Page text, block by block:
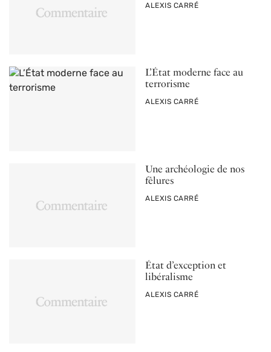
PAR
ALEXIS CARRÉ
L’État moderne face au
terrorisme
PAR
ALEXIS CARRÉ
Une archéologie de nos
fêlures
PAR
ALEXIS CARRÉ
État d’exception et
libéralisme
PAR
ALEXIS CARRÉ